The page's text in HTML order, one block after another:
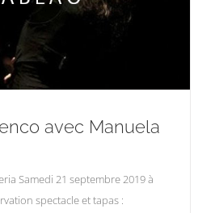
avec Manuela
Samedi 21 septembre 2019 à
spectacle et tapas :